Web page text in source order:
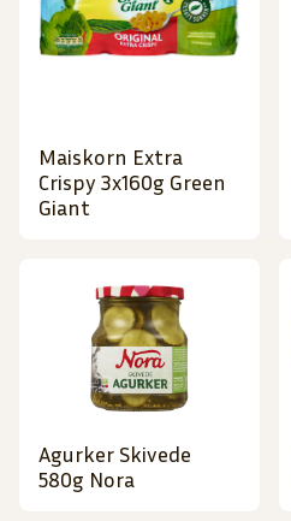
Maiskorn Extra
Crispy 3x160g Green
Giant
Agurker Skivede
580g Nora